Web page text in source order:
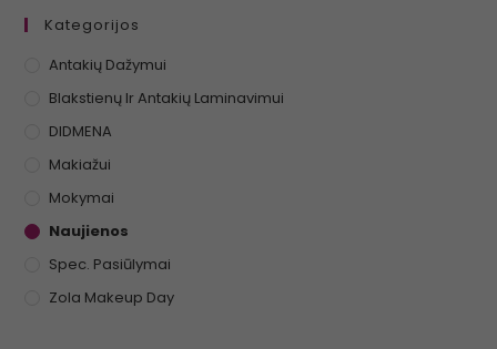
Kategorijos
Antakių Dažymui
Blakstienų Ir Antakių Laminavimui
DIDMENA
Makiažui
Mokymai
Naujienos
Spec. Pasiūlymai
Zola Makeup Day